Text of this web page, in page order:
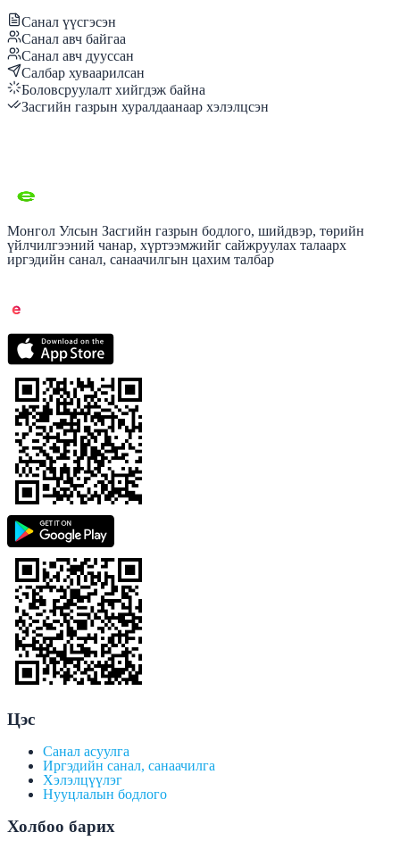
Санал үүсгэсэн
Санал авч байгаа
Санал авч дууссан
Салбар хуваарилсан
Боловсруулалт хийгдэж байна
Засгийн газрын хуралдаанаар хэлэлцсэн
Монгол Улсын Засгийн газрын бодлого, шийдвэр, төрийн
үйлчилгээний чанар, хүртээмжийг сайжруулах талаарх
иргэдийн санал, санаачилгын цахим талбар
Цэс
Санал асуулга
Иргэдийн санал, санаачилга
Хэлэлцүүлэг
Нууцлалын бодлого
Холбоо барих